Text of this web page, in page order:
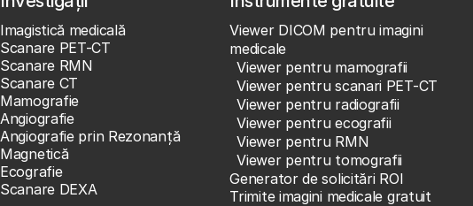
Imagistică medicală
Scanare PET-CT
Scanare RMN
Scanare CT
Mamografie
Angiografie
Angiografie prin Rezonanță
Magnetică
Ecografie
Scanare DEXA
Viewer DICOM pentru imagini
medicale
Viewer pentru mamografii
Viewer pentru scanari PET-CT
Viewer pentru radiografii
Viewer pentru ecografii
Viewer pentru RMN
Viewer pentru tomografii
Generator de solicitări ROI
Trimite imagini medicale gratuit